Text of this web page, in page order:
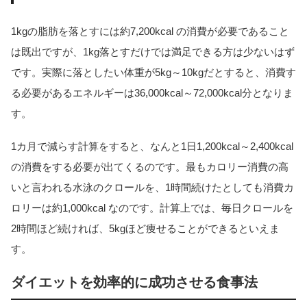
1kgの脂肪を落とすには約7,200kcal の消費が必要であること
は既出ですが、1kg落とすだけでは満足できる方は少ないはず
です。実際に落としたい体重が5kg～10kgだとすると、消費す
る必要があるエネルギーは36,000kcal～72,000kcal分となりま
す。
1カ月で減らす計算をすると、なんと1日1,200kcal～2,400kcal
の消費をする必要が出てくるのです。最もカロリー消費の高
いと言われる水泳のクロールを、1時間続けたとしても消費カ
ロリーは約1,000kcal なのです。計算上では、毎日クロールを
2時間ほど続ければ、5kgほど痩せることができるといえま
す。
ダイエットを効率的に成功させる食事法